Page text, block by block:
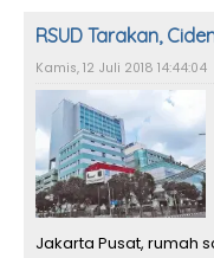
RSUD Tarakan,
Kamis, 12 Juli 2018 14:44:04
Jakarta Pusat, rumah